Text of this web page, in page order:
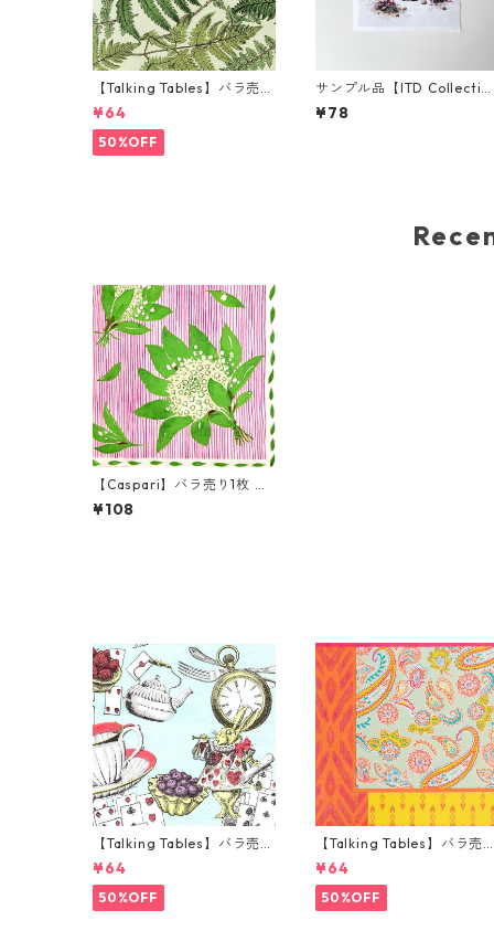
【Talking Tables】バラ売り
1枚 ランチサイズ ペーパーナ
プキン FERN グリーン
¥64
50%OFF
サンプル品【ITD Collectio
n】ミニサイズ ライスペー
ー RSM2953 デコパージュ
¥78
【Caspari】バラ売り1枚 ラ
ンチサイズ ペーパーナプキ
ン MUGUET ピンク
¥108
【Talking Tables】バラ売り
1枚 カクテルサイズ ペーパー
ナプキン Alice in Wonderla
nd ブルー
¥64
50%OFF
【Talking Tables】バラ売
1枚 ランチサイズ ペーパー
プキン Paisley Print Boho
オレンジ
¥64
50%OFF